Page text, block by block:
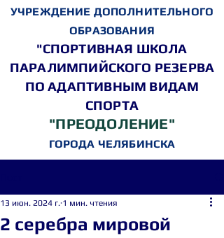
УЧРЕЖДЕНИЕ ДОПОЛНИТЕЛЬНОГО
ОБРАЗОВАНИЯ
"СПОРТИВНАЯ ШКОЛА
ПАРАЛИМПИЙСКОГО РЕЗЕРВА
ПО АДАПТИВНЫМ ВИДАМ
СПОРТА
"ПРЕОДОЛЕНИЕ"
ГОРОДА ЧЕЛЯБИНСКА
2 серебра мировой
13 июн. 2024 г. 1 мин. чтения